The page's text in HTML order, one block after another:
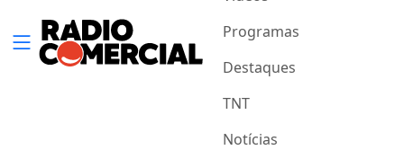
Programas
Destaques
TNT
Notícias